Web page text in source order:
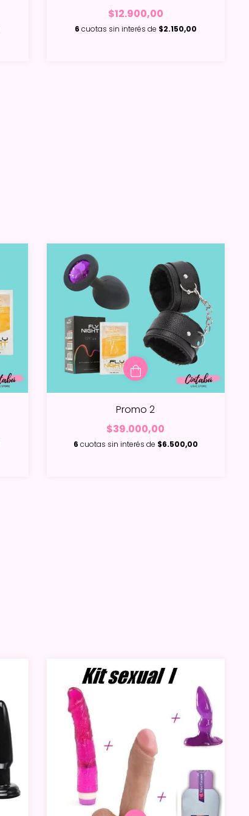
$12.900,00
6 cuotas sin interés de $2.150,00
Promo 2
$39.000,00
6 cuotas sin interés de $6.500,00